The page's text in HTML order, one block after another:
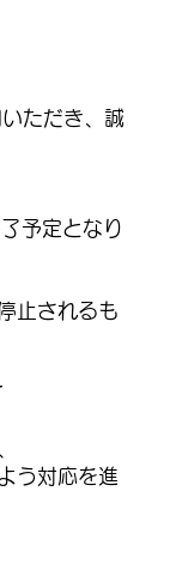
ただき、誠
予定となり
止されるも
う対応を進